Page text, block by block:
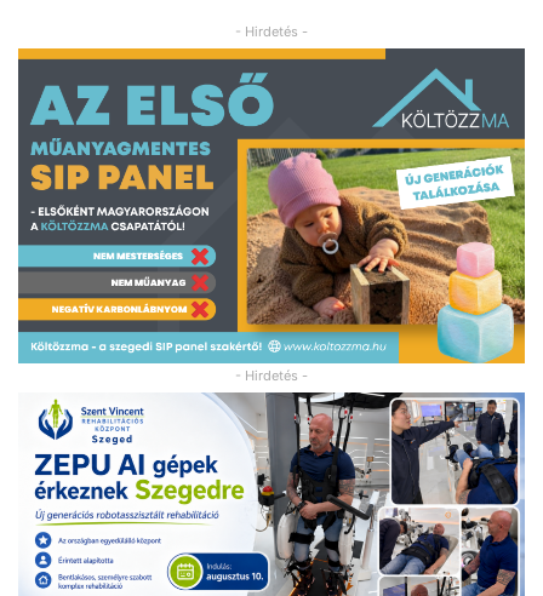
- Hirdetés -
- Hirdetés -